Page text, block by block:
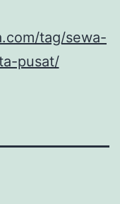
tag/sewa-
pusat/